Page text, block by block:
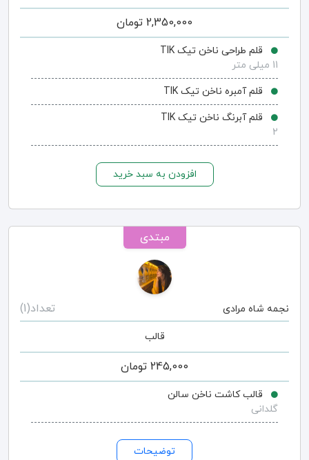
2,350,000 تومان
قلم طراحی ناخن تیک TIK
11 میلی متر
قلم آمبره ناخن تیک TIK
قلم آبرنگ ناخن تیک TIK
2
افزودن به سبد خرید
مبتدی
نجمه شاه مرادی تعداد(1)
قالب
245,000 تومان
قالب کاشت ناخن سالن
گلدانی
توضیحات